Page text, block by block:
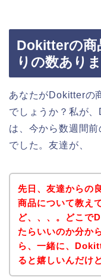
Dokitterの商
りの数あり
あなたがDokitterの
でしょうか？私が
は、今から数週間
でした。友達が、
先日、友達からの
商品について教え
ど、、、。どこで
たらいいのか分か
ら、一緒に、
ると嬉しいんだけ